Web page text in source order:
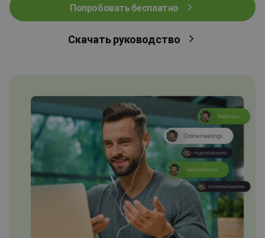
Попробовать бесплатно
Скачать руководство